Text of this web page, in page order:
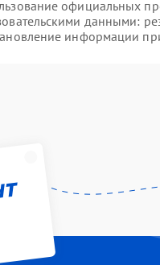
официальных
данными:
информации